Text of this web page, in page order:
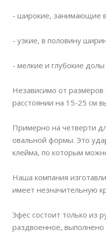
- широкие, занимающие
- узкие, в половину
- мелкие и глубокие долы
Независимо от
расстоянии на 15-25 см
Примерно на четверти
овальной формы. Это
клейма, по которым
Наша компания
имеет незначительную
Эфес состоит только из
раздвоенное,